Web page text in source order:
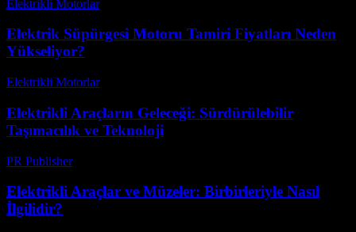
Elektrikli Motorlar-
Elektrik Süpürgesi Motoru Tamiri Fiyatları Neden
Yükseliyor?
Elektrikli Motorlar-
Elektrikli Araçların Geleceği: Sürdürülebilir
Taşımacılık ve Teknoloji
PR Publisher-
Elektrikli Araçlar ve Müzeler: Birbirleriyle Nasıl
İlgilidir?